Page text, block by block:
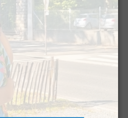
Béarnaises font leur
grand retour à Pau
Lire Plus »